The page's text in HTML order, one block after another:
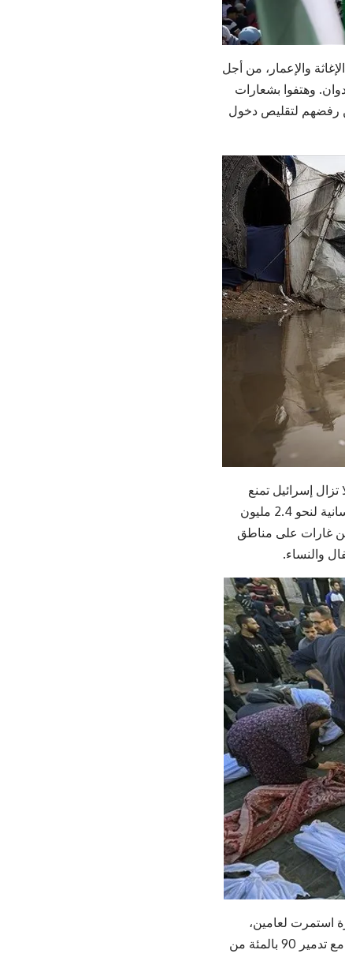
والإعمار، من أجل
وهتفوا بشعارات
رفضهم لتقليص دخول
اتفاقية وقف إطلاق النار التي دخلت حيز التنفيذ منذ 10 أكتوبر 2025، لا تزال إسرائيل تمنع
إدخال الكميات المتفق عليها من المساعدات الإنسانية، مما يزيد من تفاقم الأوضاع الإنسانية لنحو 2.4 مليون
عبر شن غارات على مناطق
حرب إبادة جماعية في غزة استمرت لعامين،
أسفرت عن مقتل أكثر من 72 ألف فلسطيني و171 ألف جريح، معظمهم أطفال ونساء، مع تدمير 90 بالمئة من